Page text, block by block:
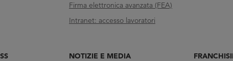
Firma elettronica avanzata (FEA)
Intranet: accesso lavoratori
NOTIZIE E MEDIA